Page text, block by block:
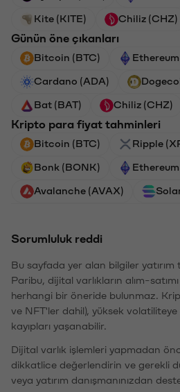
Kite (KITE) Chiliz (CHZ)
Günün öne çıkanları
Bitcoin (BTC)
Cardano (ADA)
Bat (BAT) Chiliz (CHZ)
Kripto para fiyat tahminleri
Bitcoin (BTC) Ripple
Bonk (BONK)
Avalanche (AVAX)
Sorumluluk reddi
Bu sayfada yer alan bilgiler yatırım
Paribu, dijital varlıkların alım-
herhangi bir öneride bulunmaz.
ve NFT'ler dahil), yüksek
kayıpları yaşanabilir.
Dijital varlık işlemleri yapmadan
dikkatlice değerlendirin ve gerekli
veya yatırım danışmanınızdan